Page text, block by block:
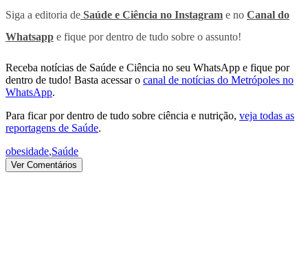
Siga a editoria de Saúde e Ciência no Instagram e no Canal do
Whatsapp e fique por dentro de tudo sobre o assunto!
Receba notícias de Saúde e Ciência no seu WhatsApp e fique por
dentro de tudo! Basta acessar o canal de notícias do Metrópoles no
WhatsApp.
Para ficar por dentro de tudo sobre ciência e nutrição, veja todas as
reportagens de Saúde.
obesidade,Saúde
Ver Comentários